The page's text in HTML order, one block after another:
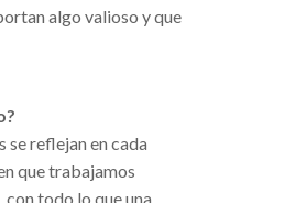
algo valioso y que
se reflejan en cada
que trabajamos
todo lo que una